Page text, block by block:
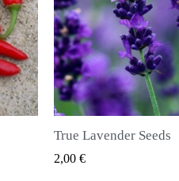
Szerecsendióbors
2,25 €